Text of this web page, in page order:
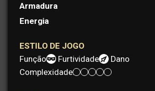
Armadura
Energia
ESTILO DE JOGO
Função:
Furtividade
Dano
Complexidade: